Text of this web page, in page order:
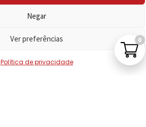
Negar
Ver preferências
Política de privacidade
0